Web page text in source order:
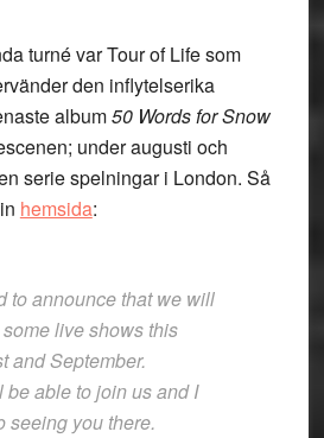
turné var Tour of Life som
den inflytelserika
album50 Words for Snow
under augusti och
serie spelningar i London. Så
hemsida:
to announce that we will
live shows this
and September.
be able to join us and I
seeing you there.